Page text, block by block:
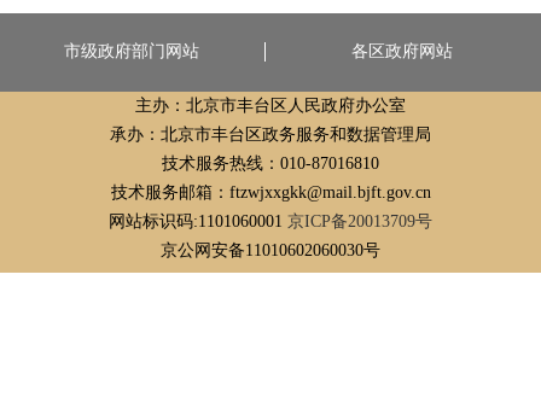
市级政府部门网站 各区政府网站
主办：北京市丰台区人民政府办公室
承办：北京市丰台区政务服务和数据管理局
技术服务热线：010-87016810
技术服务邮箱：ftzwjxxgkk@mail.bjft.gov.cn
网站标识码:1101060001 京ICP备20013709号
京公网安备11010602060030号